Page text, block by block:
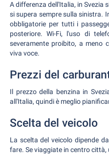
A differenza dell'Italia, in Svezia
si supera sempre sulla sinistra.
obbligatorie per tutti i
posteriore. Wi-Fi, l'uso di
severamente proibito, a meno
viva voce.
Prezzi del
Il prezzo della benzina in
all'Italia, quindi è meglio
Scelta del veicolo
La scelta del veicolo dipende
fare. Se viaggiate in centro